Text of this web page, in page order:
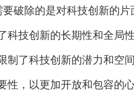
破除的是对科技创新的
科技创新的长期性和全局
制了科技创新的潜力和空
性，以更加开放和包容的